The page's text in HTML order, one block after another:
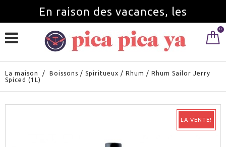
En raison des vacances, les
commandes seront servies à partir du 0
La maison / Boissons / Spiritueux / Rhum / Rhum Sailor Jerry
Spiced (1L)
LA VENTE!